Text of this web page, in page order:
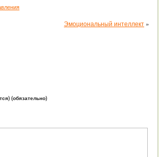
Эмоциональный интеллект »
(обязательно)